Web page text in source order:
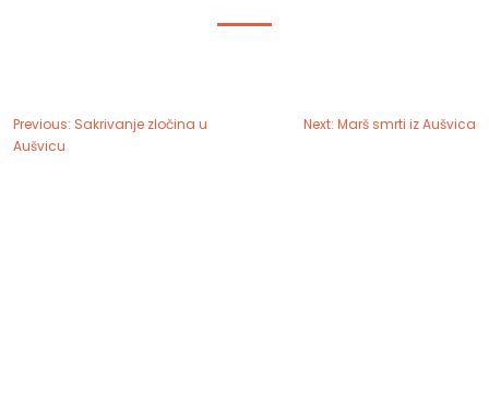
Previous: Sakrivanje zločina u
Aušvicu
Next: Marš smrti iz Aušvica